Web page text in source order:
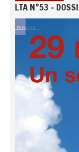
LTA N°53 -